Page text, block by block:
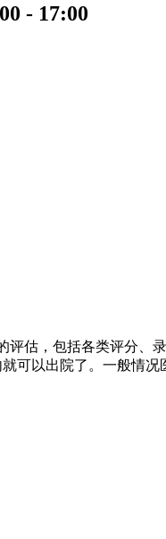
- 17:00
评估，包括各类评分、
可以出院了。一般情况